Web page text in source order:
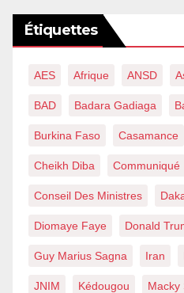
Étiquettes
AES Afrique ANSD
BAD Badara Gadiaga
Burkina Faso Casamance
Cheikh Diba Communiqué
Conseil Des Ministres
Diomaye Faye Donald
Guy Marius Sagna Iran
JNIM Kédougou Macky